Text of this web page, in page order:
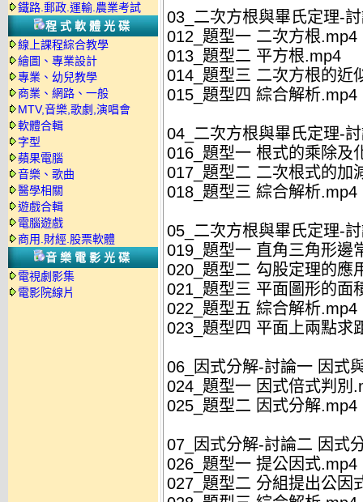
鐵路.郵政.運輸.農業考試
程式軟體光碟
線上課程綜合教學
繪圖、專業設計
專業、幼兒教學
商業、網路、一般
MTV,音樂,歌劇,演唱會
軟體合輯
字型
蘋果電腦
音樂、歌曲
醫學相關
遊戲合輯
電腦遊戲
商用.財經.股票軟體
音樂電影光碟
電視劇影集
電影院線片
03_二次方根與畢氏定理-
012_題型一 二次方根.mp4
013_題型二 平方根.mp4
014_題型三 二次方根的近
015_題型四 綜合解析.mp4
04_二次方根與畢氏定理-
016_題型一 根式的乘除及
017_題型二 二次根式的加
018_題型三 綜合解析.mp4
05_二次方根與畢氏定理-
019_題型一 直角三角形邊
020_題型二 勾股定理的應
021_題型三 平面圖形的面
022_題型五 綜合解析.mp4
023_題型四 平面上兩點求
06_因式分解-討論一 因式
024_題型一 因式倍式判別
025_題型二 因式分解.mp4
07_因式分解-討論二 因式
026_題型一 提公因式.mp4
027_題型二 分組提出公因